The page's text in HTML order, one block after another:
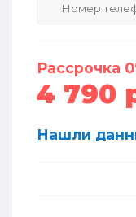
Рассрочка
4 790
Нашли